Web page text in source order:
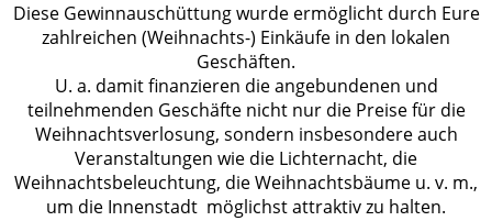
Diese Gewinnauschüttung wurde ermöglicht durch Eure
zahlreichen (Weihnachts-) Einkäufe in den lokalen
Geschäften.
U. a. damit finanzieren die angebundenen und
teilnehmenden Geschäfte nicht nur die Preise für die
Weihnachtsverlosung, sondern insbesondere auch
Veranstaltungen wie die Lichternacht, die
Weihnachtsbeleuchtung, die Weihnachtsbäume u. v. m.,
um die Innenstadt möglichst attraktiv zu halten.